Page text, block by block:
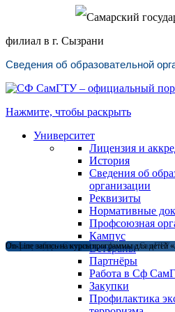
Самарский
филиал в г. Сызрани
Сведения об образовательной
Нажмите, чтобы раскрыть
Университет
Лицензия и
История
Сведения об
организации
Реквизиты
Нормативные
Профсоюзная
Кампус
Ветераны
Партнёры
Работа в Сф
Закупки
Профилактика
Магистратура в Сызранском филиале СамГТУ
Открыт набор на летние программы для
On-Line запись на курсы